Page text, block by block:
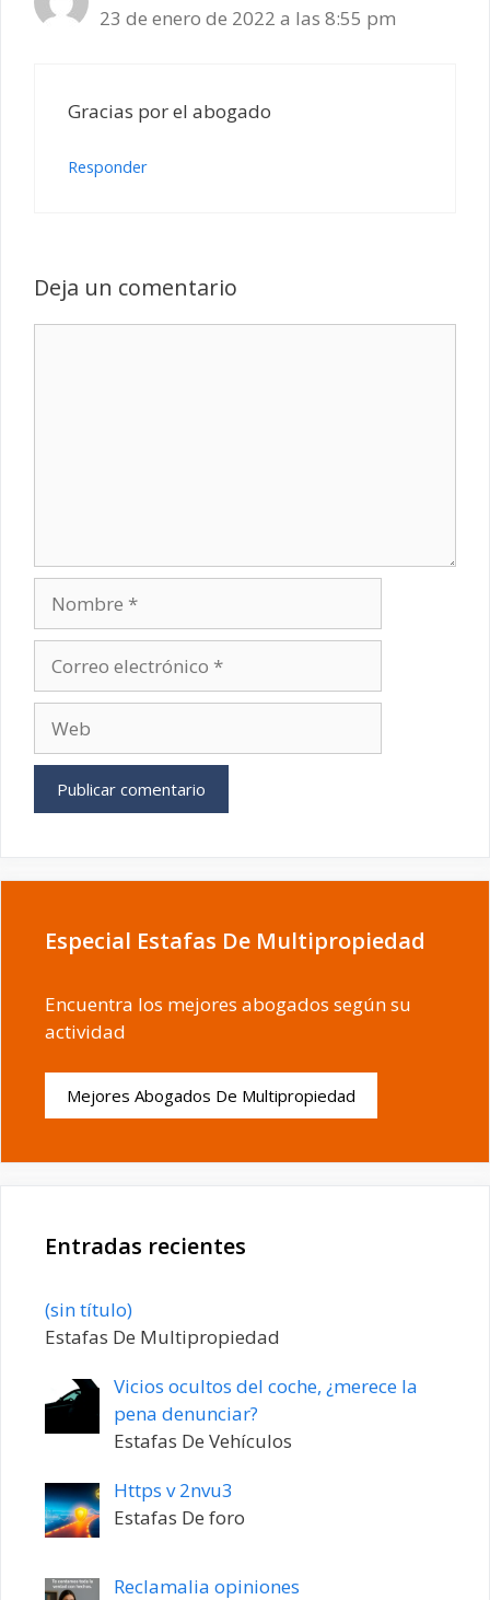
23 de enero de 2022 a las 8:55 pm
Gracias por el abogado
Responder
Deja un comentario
electrónico
Especial Estafas De Multipropiedad
Encuentra los mejores abogados según su
actividad
Mejores Abogados De Multipropiedad
Entradas recientes
(sin título)Entrada
20198
Estafas De Multipropiedad
Vicios ocultos del coche, ¿merece la
pena denunciar?
Estafas De Vehículos
Https v 2nvu3
Estafas De foro
Reclamalia opiniones